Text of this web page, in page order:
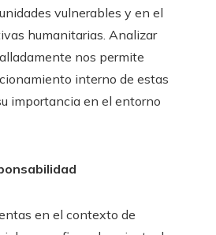
vulnerables y en el
humanitarias. Analizar
nos permite
interno de estas
importancia en el entorno
en el contexto de